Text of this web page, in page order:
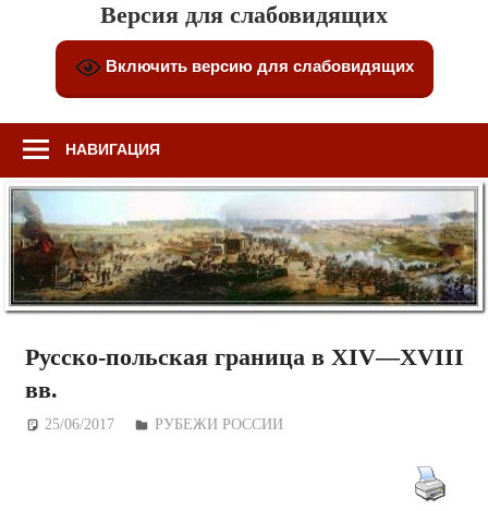
Версия для слабовидящих
Включить версию для слабовидящих
НАВИГАЦИЯ
Русско-польская граница в XIV—XVIII
вв.
25/06/2017 Дежурный по Редакции
РУБЕЖИ РОССИИ